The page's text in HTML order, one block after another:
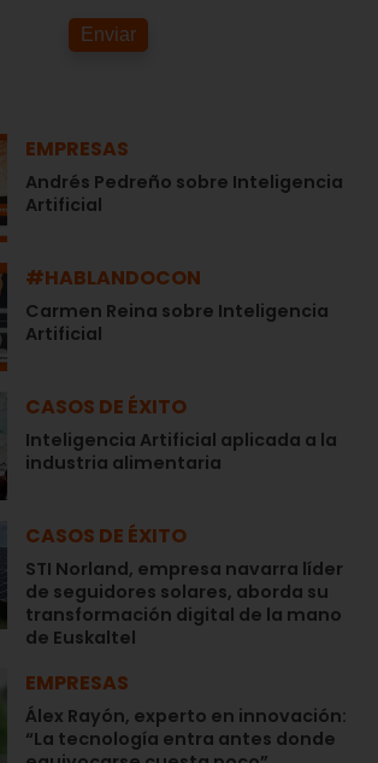
Enviar
EMPRESAS
Andrés Pedreño sobre Inteligencia
Artificial
#HABLANDOCON
Carmen Reina sobre Inteligencia
Artificial
CASOS DE ÉXITO
Inteligencia Artificial aplicada a la
industria alimentaria
CASOS DE ÉXITO
STI Norland, empresa navarra líder
de seguidores solares, aborda su
transformación digital de la mano
de Euskaltel
EMPRESAS
Álex Rayón, experto en innovación:
“La tecnología entra antes donde